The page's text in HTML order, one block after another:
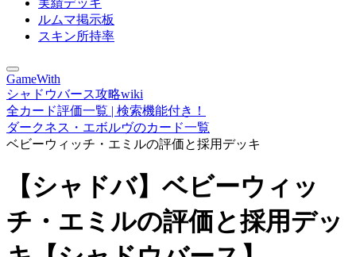
実績デッキ
ルムマ掲示板
スキン所持率
GameWith
シャドウバース攻略wiki
全カード評価一覧 | 検索機能付き！
ダークネス・エボルヴのカード一覧
ベビーウィッチ・エミルの評価と採用デッキ
【シャドバ】ベビーウィッ
チ・エミルの評価と採用デッ